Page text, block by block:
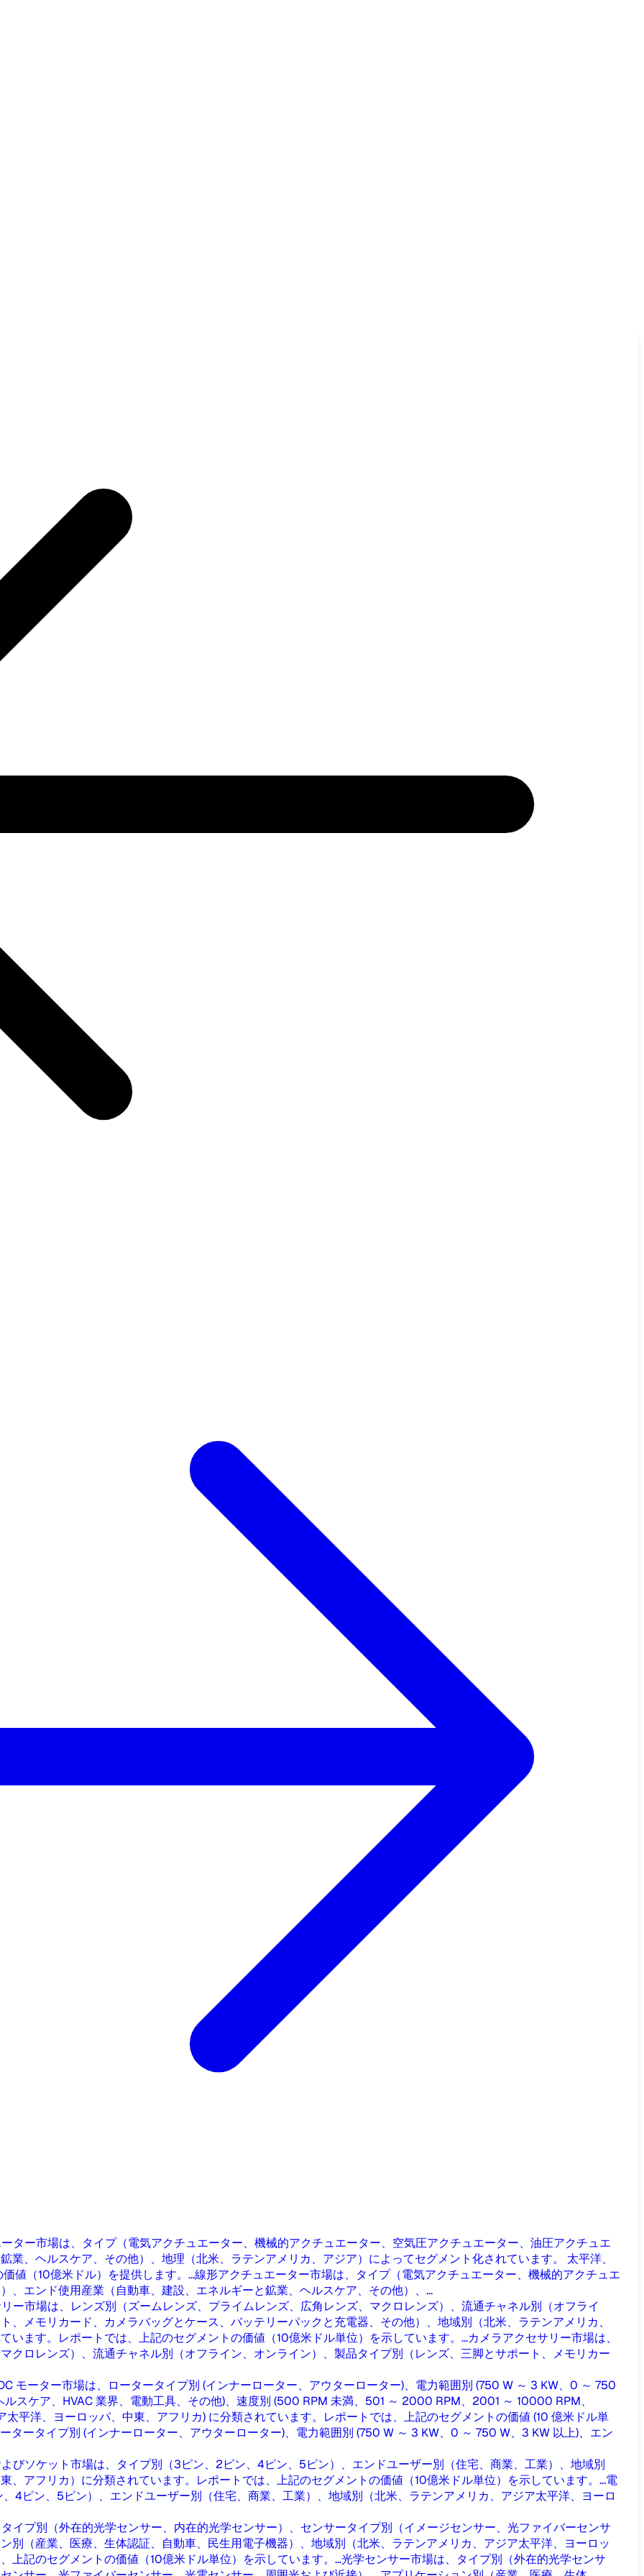
ター市場は、タイプ（電気アクチュエーター、機械的アクチュエーター、空気圧アクチュエーター、油圧アクチュエ
、ヘルスケア、その他）、地理（北米、ラテンアメリカ、アジア）によってセグメント化されています。 太平洋、
値（10億米ドル）を提供します。...線形アクチュエーター市場は、タイプ（電気アクチュエーター、機械的アクチュエ
、エンド使用産業（自動車、建設、エネルギーと鉱業、ヘルスケア、その他）、...
ー市場は、レンズ別（ズームレンズ、プライムレンズ、広角レンズ、マクロレンズ）、流通チャネル別（オフライ
メモリカード、カメラバッグとケース、バッテリーパックと充電器、その他）、地域別（北米、ラテンアメリカ、
います。レポートでは、上記のセグメントの価値（10億米ドル単位）を示しています。...カメラアクセサリー市場は、
クロレンズ）、流通チャネル別（オフライン、オンライン）、製品タイプ別（レンズ、三脚とサポート、メモリカー
モーター市場は、ロータータイプ別 (インナーローター、アウターローター)、電力範囲別 (750 W ～ 3 KW、0 ～ 750
スケア、HVAC 業界、電動工具、その他)、速度別 (500 RPM 未満、501 ～ 2000 RPM、2001 ～ 10000 RPM、
平洋、ヨーロッパ、中東、アフリカ) に分類されています。レポートでは、上記のセグメントの価値 (10 億米ドル単
タータイプ別 (インナーローター、アウターローター)、電力範囲別 (750 W ～ 3 KW、0 ～ 750 W、3 KW 以上)、エン
びソケット市場は、タイプ別（3ピン、2ピン、4ピン、5ピン）、エンドユーザー別（住宅、商業、工業）、地域別
、アフリカ）に分類されています。レポートでは、上記のセグメントの価値（10億米ドル単位）を示しています。...電
4ピン、5ピン）、エンドユーザー別（住宅、商業、工業）、地域別（北米、ラテンアメリカ、アジア太平洋、ヨーロ
イプ別（外在的光学センサー、内在的光学センサー）、センサータイプ別（イメージセンサー、光ファイバーセンサ
別（産業、医療、生体認証、自動車、民生用電子機器）、地域別（北米、ラテンアメリカ、アジア太平洋、ヨーロッ
上記のセグメントの価値（10億米ドル単位）を示しています。...光学センサー市場は、タイプ別（外在的光学センサ